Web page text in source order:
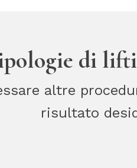
di
altre
risultato